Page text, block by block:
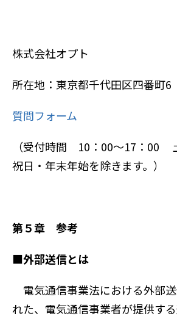
株式会社オプト
所在地：東京都千代田区四番町
質問フォーム
（受付時間 10：00～17：00
祝日・年末年始を除きます。）
第５章 参考
■外部送信とは
電気通信事業法における外部
れた、電気通信事業者が提供す